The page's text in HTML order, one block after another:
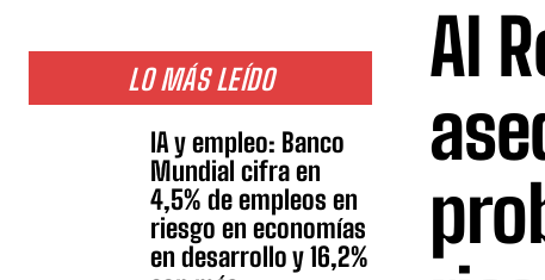
LO MÁS LEÍDO
IA y empleo: Banco
Mundial cifra en
4,5% de empleos en
riesgo en economías
en desarrollo y 16,2%
Al